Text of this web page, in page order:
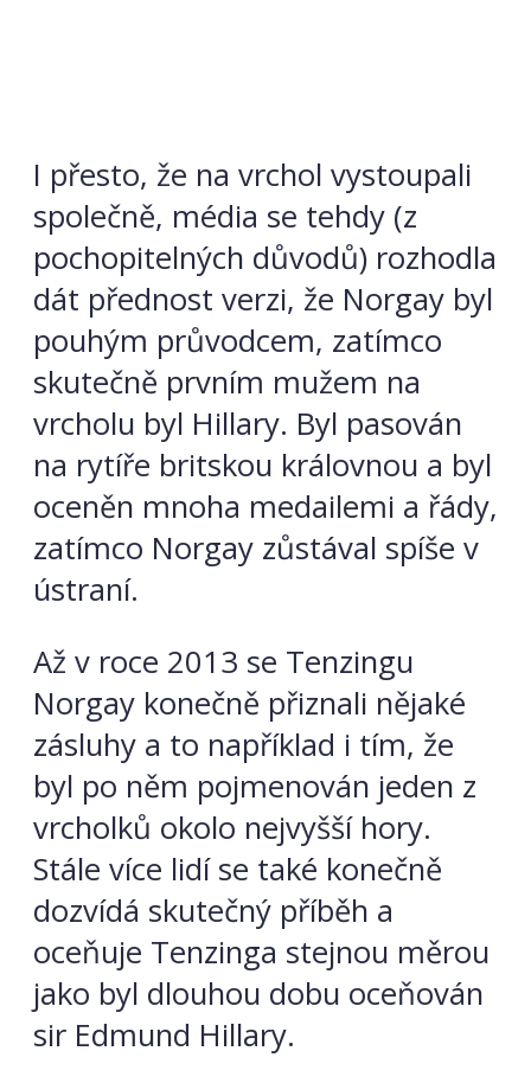
I přesto, že na vrchol vystoupali
společně, média se tehdy (z
pochopitelných důvodů) rozhodla
dát přednost verzi, že Norgay byl
pouhým průvodcem, zatímco
skutečně prvním mužem na
vrcholu byl Hillary. Byl pasován
na rytíře britskou královnou a byl
oceněn mnoha medailemi a řády,
zatímco Norgay zůstával spíše v
ústraní.
Až v roce 2013 se Tenzingu
Norgay konečně přiznali nějaké
zásluhy a to například i tím, že
byl po něm pojmenován jeden z
vrcholků okolo nejvyšší hory.
Stále více lidí se také konečně
dozvídá skutečný příběh a
oceňuje Tenzinga stejnou měrou
jako byl dlouhou dobu oceňován
sir Edmund Hillary.